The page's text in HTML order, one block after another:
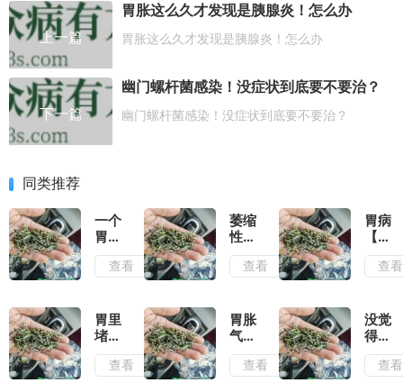
上一篇
胃胀这么久才发现是胰腺炎！怎么办
胃胀这么久才发现是胰腺炎！怎么办
下一篇
幽门螺杆菌感染！没症状到底要不要治？
幽门螺杆菌感染！没症状到底要不要治？
同类推荐
一个
胃
病。
直接
了废
人
查看
萎缩
性胃
炎总
乱用
药。
核心
是改
查看
胃病
【预
防
篇】
疗
篇】
老胃
病必
查看
胃里
堵的
难受
感觉
查看
胃胀
气怎
么
办？
查看
没觉
得焦
虑抑
郁，
查看